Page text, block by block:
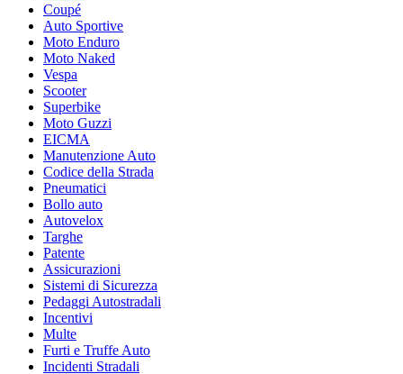
Coupé
Auto Sportive
Moto Enduro
Moto Naked
Vespa
Scooter
Superbike
Moto Guzzi
EICMA
Manutenzione Auto
Codice della Strada
Pneumatici
Bollo auto
Autovelox
Targhe
Patente
Assicurazioni
Sistemi di Sicurezza
Pedaggi Autostradali
Incentivi
Multe
Furti e Truffe Auto
Incidenti Stradali